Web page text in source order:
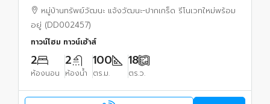
หมู่บ้านทรัพย์วัฒนะ แจ้งวัฒนะ-ปากเกร็ด รีโนเวทใหม่พร้อม
อยู่ (DD002457)
ทาวน์โฮม ทาวน์เฮ้าส์
2
ห้องนอน
2
ห้องน้ำ
100
ตร.ม.
18
ตร.ว.